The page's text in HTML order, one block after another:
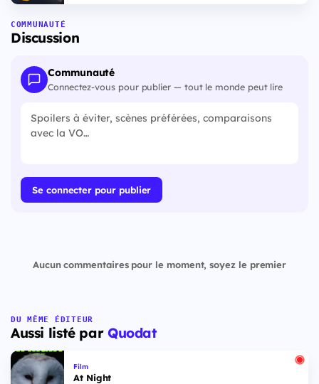
COMMUNAUTÉ
Discussion
Communauté
Connectez-vous pour publier — tout le monde peut lire
Se connecter pour publier
Aucun commentaires pour le moment, soyez le premier
DU MÊME ÉDITEUR
Aussi listé par Quodat
Film
At Night